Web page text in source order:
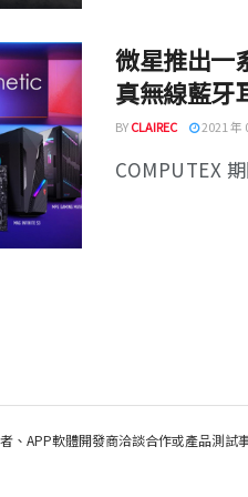
微星推出一
真無線藍牙
BYCLAIREC 2021 年
COMPUTEX
、APP軟體開發商洽談合作或產品測試